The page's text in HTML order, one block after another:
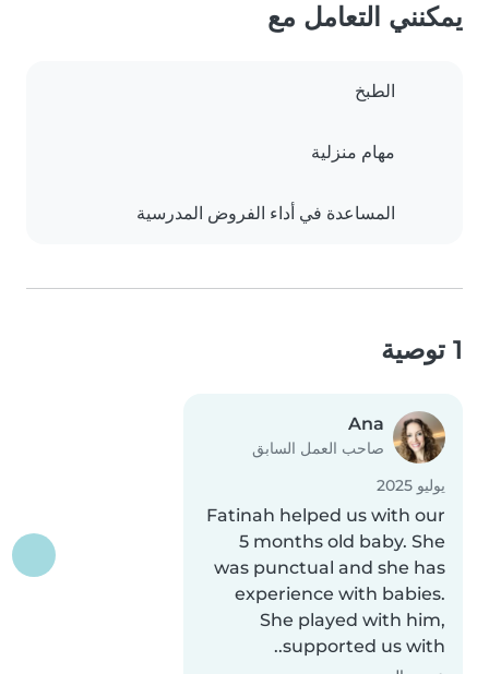
يمكنني التعامل مع
الطبخ
مهام منزلية
المساعدة في أداء الفروض المدرسية
1 توصية
Ana
صاحب العمل السابق
يوليو 2025
Fatinah helped us with our
5 months old baby. She
was punctual and she has
experience with babies.
She played with him,
supported us with..